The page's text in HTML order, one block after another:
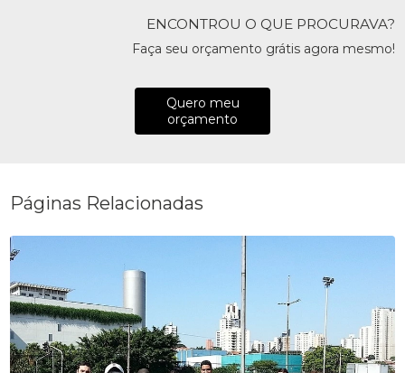
ENCONTROU O QUE PROCURAVA?
Faça seu orçamento grátis agora mesmo!
Quero meu
orçamento
Páginas Relacionadas